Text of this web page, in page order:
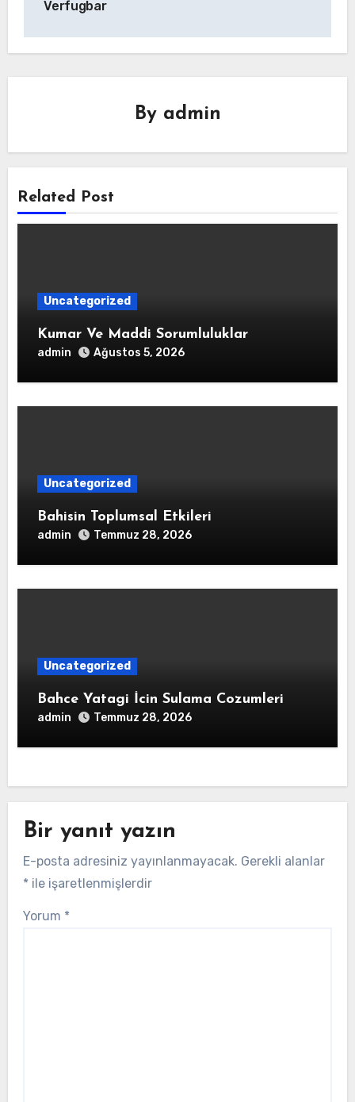
Verfugbar
By admin
Related Post
Uncategorized
Kumar Ve Maddi Sorumluluklar
admin Ağustos 5, 2026
Uncategorized
Bahisin Toplumsal Etkileri
admin Temmuz 28, 2026
Uncategorized
Bahce Yatagi İcin Sulama Cozumleri
admin Temmuz 28, 2026
Bir yanıt yazın
E-posta adresiniz yayınlanmayacak. Gerekli alanlar
* ile işaretlenmişlerdir
Yorum *